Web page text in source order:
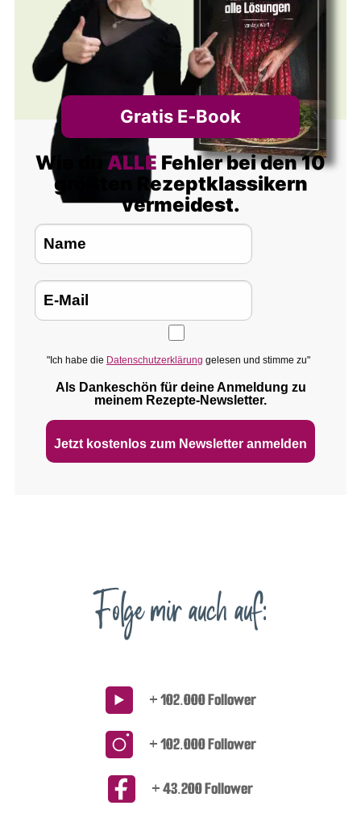
Gratis E‑Book
Wie du ALLE Fehler bei den 10
größten Rezeptklassikern
vermeidest.
"Ich habe die Datenschutzerklärung gelesen und stimme zu"
Als Dankeschön für deine Anmeldung zu
meinem Rezepte‑Newsletter.
Jetzt kostenlos zum Newsletter anmelden
Folge mir auch auf:
+ 102.000 Follower
+ 102.000 Follower
+ 43.200 Follower